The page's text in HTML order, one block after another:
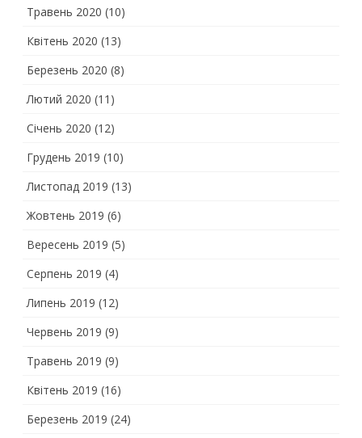
Травень 2020 (10)
Квітень 2020 (13)
Березень 2020 (8)
Лютий 2020 (11)
Січень 2020 (12)
Грудень 2019 (10)
Листопад 2019 (13)
Жовтень 2019 (6)
Вересень 2019 (5)
Серпень 2019 (4)
Липень 2019 (12)
Червень 2019 (9)
Травень 2019 (9)
Квітень 2019 (16)
Березень 2019 (24)